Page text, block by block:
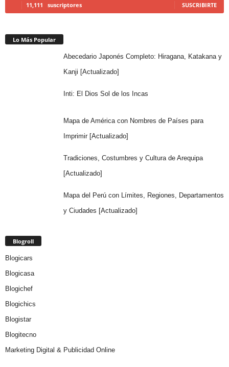
11,111 suscriptores SUSCRIBIRTE
Lo Más Popular
Abecedario Japonés Completo: Hiragana, Katakana y
Kanji [Actualizado]
Inti: El Dios Sol de los Incas
Mapa de América con Nombres de Países para
Imprimir [Actualizado]
Tradiciones, Costumbres y Cultura de Arequipa
[Actualizado]
Mapa del Perú con Límites, Regiones, Departamentos
y Ciudades [Actualizado]
Blogroll
Blogicars
Blogicasa
Blogichef
Blogichics
Blogistar
Blogitecno
Marketing Digital & Publicidad Online